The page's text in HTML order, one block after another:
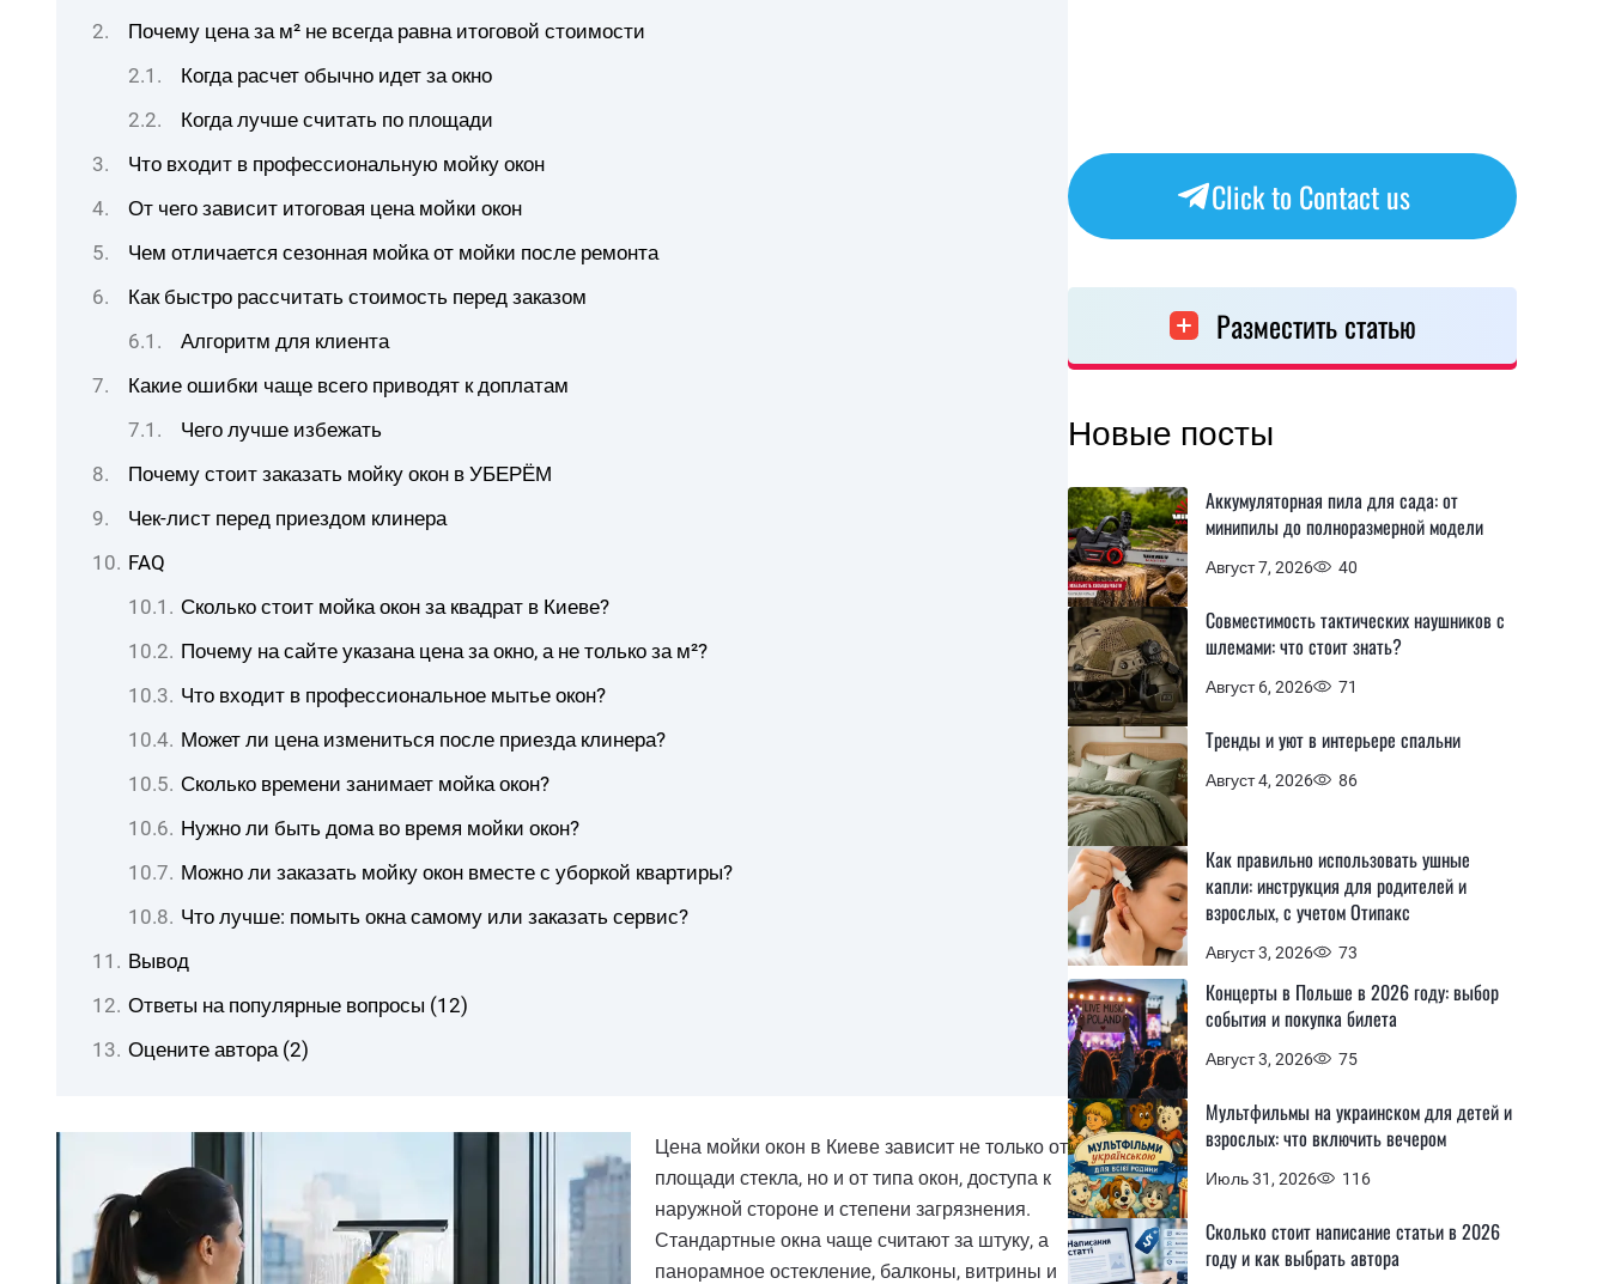
Почему цена за м² не всегда равна итоговой стоимости
Когда расчет обычно идет за окно
Когда лучше считать по площади
Что входит в профессиональную мойку окон
От чего зависит итоговая цена мойки окон
Чем отличается сезонная мойка от мойки после ремонта
Как быстро рассчитать стоимость перед заказом
Алгоритм для клиента
Какие ошибки чаще всего приводят к доплатам
Чего лучше избежать
Почему стоит заказать мойку окон в УБЕРЁМ
Чек-лист перед приездом клинера
FAQ
Сколько стоит мойка окон за квадрат в Киеве?
Почему на сайте указана цена за окно, а не только за м²?
Что входит в профессиональное мытье окон?
Может ли цена измениться после приезда клинера?
Сколько времени занимает мойка окон?
Нужно ли быть дома во время мойки окон?
Можно ли заказать мойку окон вместе с уборкой квартиры?
Что лучше: помыть окна самому или заказать сервис?
Вывод
Ответы на популярные вопросы (12)
Оцените автора (2)
Цена мойки окон в Киеве зависит не только от
площади стекла, но и от типа окон, доступа к
наружной стороне и степени загрязнения.
Стандартные окна чаще считают за штуку, а
панорамное остекление, балконы, витрины и
Click to Contact us
Разместить статью
Новые посты
Август 7, 2026 40
Аккумуляторная пила для сада: от
минипилы до полноразмерной модели
Август 6, 2026 71
Совместимость тактических наушников с
шлемами: что стоит знать?
Август 4, 2026 86
Тренды и уют в интерьере спальни
Август 3, 2026 73
Как правильно использовать ушные
капли: инструкция для родителей и
взрослых, с учетом Отипакс
Август 3, 2026 75
Концерты в Польше в 2026 году: выбор
события и покупка билета
Июль 31, 2026 116
Мультфильмы на украинском для детей и
взрослых: что включить вечером
Сколько стоит написание статьи в 2026
году и как выбрать автора